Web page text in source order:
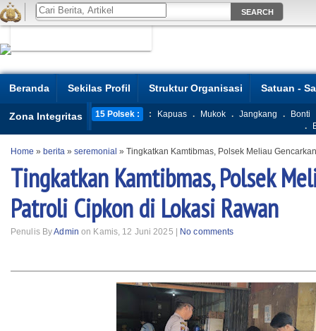
Beranda Sekilas Profil Struktur Organisasi Satuan -
Zona Integritas 15 Polsek : : Kapuas . Mukok . Jangkang .
Bonti
.
Home » berita » seremonial » Tingkatkan Kamtibmas, Polsek Meliau
Tingkatkan Kamtibmas, Polsek
Patroli Cipkon di Lokasi Rawan
Penulis ByAdmin on Kamis, 12 Juni 2025 | No comments